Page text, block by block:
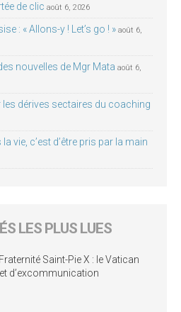
de clic août 6, 2026
: « Allons-y ! Let’s go ! » août 6,
nouvelles de Mgr Mata août 6,
les dérives sectaires du coaching
vie, c’est d’être pris par la main
LES PLUS LUES
Saint-Pie X : le Vatican
d’excommunication